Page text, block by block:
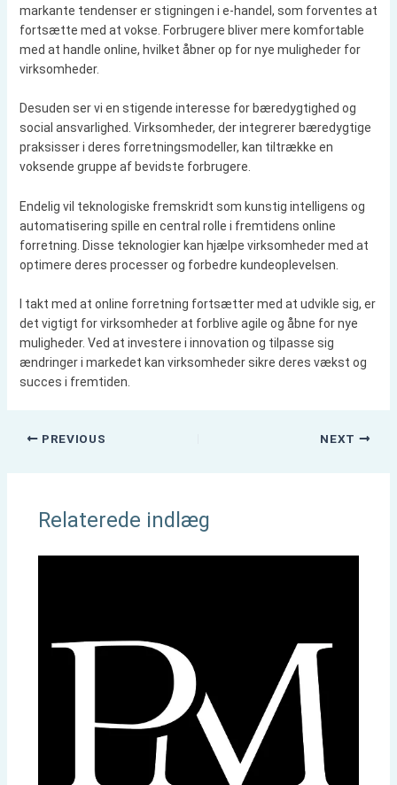
markante tendenser er stigningen i e-handel, som forventes at
fortsætte med at vokse. Forbrugere bliver mere komfortable
med at handle online, hvilket åbner op for nye muligheder for
virksomheder.
Desuden ser vi en stigende interesse for bæredygtighed og
social ansvarlighed. Virksomheder, der integrerer bæredygtige
praksisser i deres forretningsmodeller, kan tiltrække en
voksende gruppe af bevidste forbrugere.
Endelig vil teknologiske fremskridt som kunstig intelligens og
automatisering spille en central rolle i fremtidens online
forretning. Disse teknologier kan hjælpe virksomheder med at
optimere deres processer og forbedre kundeoplevelsen.
I takt med at online forretning fortsætter med at udvikle sig, er
det vigtigt for virksomheder at forblive agile og åbne for nye
muligheder. Ved at investere i innovation og tilpasse sig
ændringer i markedet kan virksomheder sikre deres vækst og
succes i fremtiden.
PREVIOUS NEXT
Relaterede indlæg